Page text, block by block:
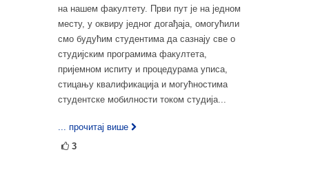
на нашем факултету. Први пут је на једном
месту, у оквиру једног догађаја, омогућили
смо будућим студентима да сазнају све о
студијским програмима факултета,
пријемном испиту и процедурама уписа,
стицању квалификација и могућностима
студентске мобилности током студија...
... прочитај више
3